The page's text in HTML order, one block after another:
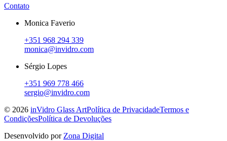
Contato
Monica Faverio
+351 968 294 339
monica@invidro.com
Sérgio Lopes
+351 969 778 466
sergio@invidro.com
© 2026 inVidro Glass ArtPolítica de PrivacidadeTermos e
CondiçõesPolítica de Devoluções
Desenvolvido por Zona Digital